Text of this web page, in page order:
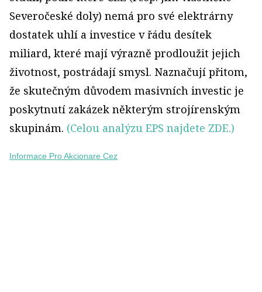
Severočeské doly) nemá pro své elektrárny
dostatek uhlí a investice v řádu desítek
miliard, které mají výrazně prodloužit jejich
životnost, postrádají smysl. Naznačují přitom,
že skutečným důvodem masivních investic je
poskytnutí zakázek některým strojírenským
skupinám. (Celou analýzu EPS najdete ZDE.)
Informace Pro Akcionare Cez